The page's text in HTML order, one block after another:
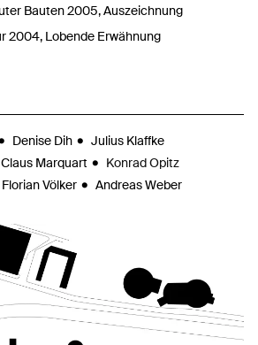
Bauten 2005, Auszeichnung
2004, Lobende Erwähnung
Denise Dih
Julius Klaffke
Claus Marquart
Konrad Opitz
Florian Völker Andreas Weber